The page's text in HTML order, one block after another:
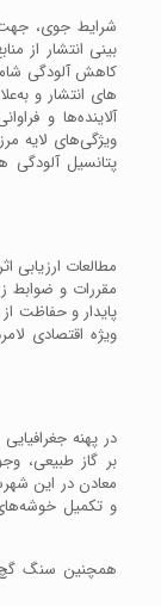
شرایط جوی،
بینی انتشار از
کاهش آلودگی
های انتشار و
آلاینده‌ها و
ویژگی‌های لایه
پتانسیل آلودگی
مطالعات
مقررات و ضوابط
پایدار و حفاظت
ویژه اقتصادی
در پهنه
بر گاز طبیعی،
معادن در این
و تکمیل
همچنین سنگ گچ